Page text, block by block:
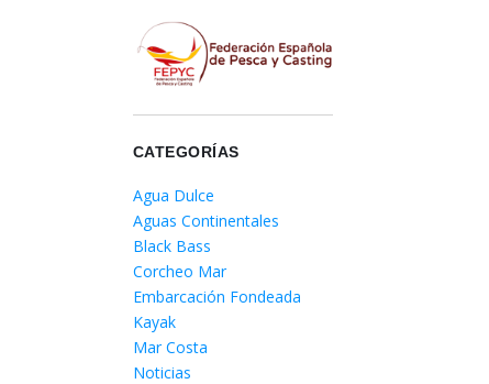
CATEGORÍAS
Agua Dulce
Aguas Continentales
Black Bass
Corcheo Mar
Embarcación Fondeada
Kayak
Mar Costa
Noticias